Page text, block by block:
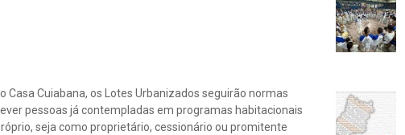
Cuiabana, os Lotes Urbanizados seguirão normas
pessoas já contempladas em programas habitacionais
seja como proprietário, cessionário ou promitente